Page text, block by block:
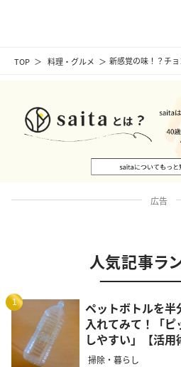
TOP 料理・グルメ 新感覚の味！？チ
広告
人気記事ラ
1
ペットボトルを半
入れてみて！「
しやすい」【活用
掃除・暮らし